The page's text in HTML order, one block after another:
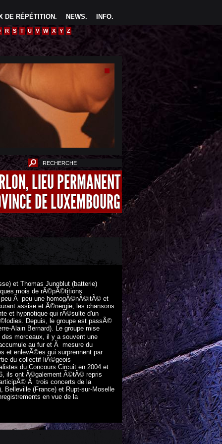
INFO.
NEWS.
DE RÉPÉTITION.
R S T U V W X Y Z
LIEU PERMANENT
DE LUXEMBOURG
et Thomas Jungblut (batterie)
mois de rÃ©pÃ©titions
peu Ã peu une homogÃ©nÃ©itÃ© et
assise et Ã©nergie, les chansons
et hypnotique qui rÃ©sulte d'un
Depuis, le groupe est passÃ©
Alain Bernard). Le groupe mise
morceaux, il y a souvent une
au fur et Ã mesure du
et enlevÃ©es qui surprennent par
du collectif liÃ©geois
du Concours Circuit en 2004 et
ils ont Ã©galement Ã©tÃ© repris
Ã trois concerts de la
(France) et Rupt-sur-Moselle
en vue de la